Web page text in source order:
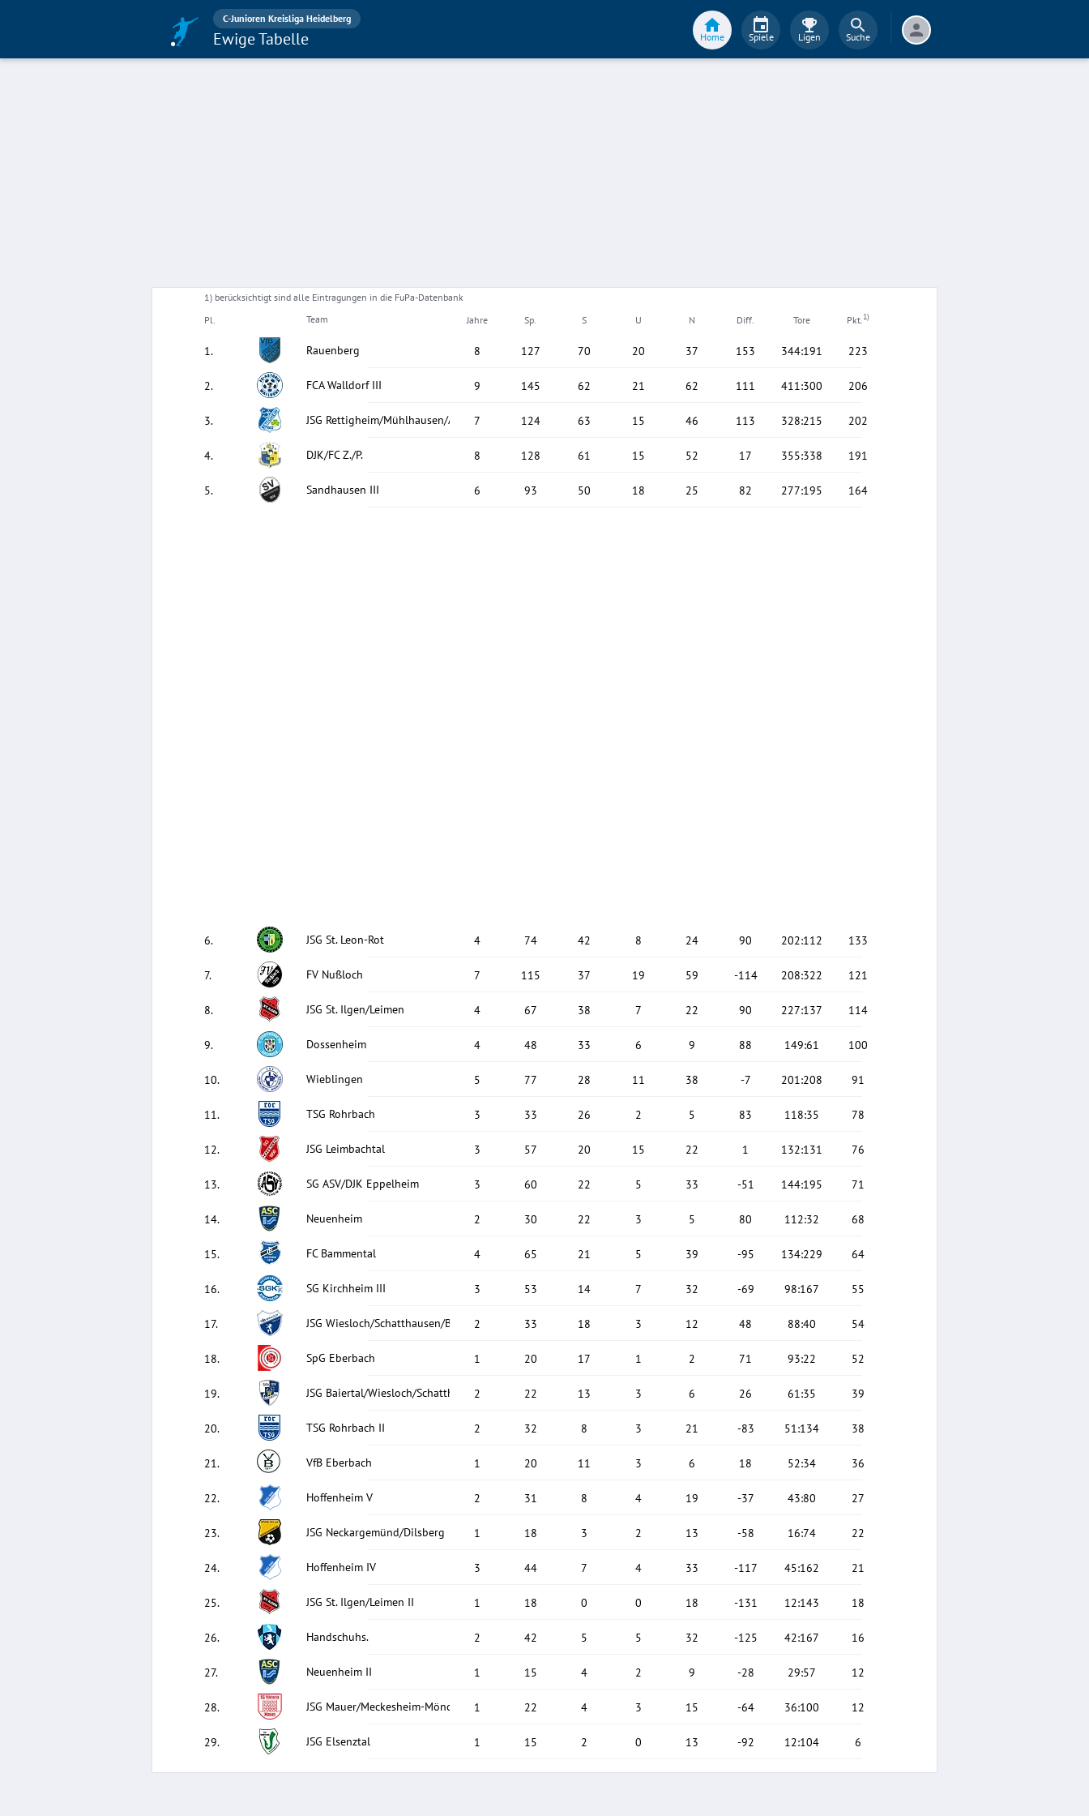
C-Junioren Kreisliga Heidelberg
Ewige Tabelle Home Spiele Ligen Suche
1) berücksichtigt sind alle Eintragungen in die FuPa-Datenbank
Pl.
Team Jahre Sp. S U N Diff. Tore Pkt.1)
1. Rauenberg 8 127 70 20 37 153 344:191 223
2. FCA Walldorf III 9 145 62 21 62 111 411 :300 206
3. JSG Rettigheim/Mühlhausen/Angelbachtal
7 124 63 15 46 113 328:215 202
4. DJK/FC Z./P. 8 128 61 15 52 17 355:338 191
5. Sandhausen III 6 93 50 18 25 82 277:195 164
6. JSG St. Leon-Rot 4 74 42 8 24 90 202:112 133
7. FV Nußloch 7 115 37 19 59 -114 208:322 121
8. JSG St. Ilgen/Leimen 4 67 38 7 22 90 227:137 114
9. Dossenheim 4 48 33 6 9 88 149:61 100
10. Wieblingen 5 77 28 11 38 -7 201 :208 91
11. TSG Rohrbach 3 33 26 2 5 83 118:35 78
12. JSG Leimbachtal 3 57 20 15 22 1 132:131 76
13. SG ASV/DJK Eppelheim 3 60 22 5 33 -51 144:195 71
14. Neuenheim 2 30 22 3 5 80 112:32 68
15. FC Bammental 4 65 21 5 39 -95 134:229 64
16. SG Kirchheim III 3 53 14 7 32 -69 98:167 55
17. JSG Wiesloch/Schatthausen/Baiertal
2 33 18 3 12 48 88:40 54
18. SpG Eberbach 1 20 17 1 2 71 93:22 52
19. JSG Baiertal/Wiesloch/Schatthausen
2 22 13 3 6 26 61 :35 39
20. TSG Rohrbach II 2 32 8 3 21 -83 51 :134 38
21. VfB Eberbach 1 20 11 3 6 18 52:34 36
22. Hoffenheim V 2 31 8 4 19 -37 43:80 27
23. JSG Neckargemünd/Dilsberg 1 18 3 2 13 -58 16:74 22
24. Hoffenheim IV 3 44 7 4 33 -117 45:162 21
25. JSG St. Ilgen/Leimen II 1 18 0 0 18 -131 12:143 18
26. Handschuhs. 2 42 5 5 32 -125 42:167 16
27. Neuenheim II 1 15 4 2 9 -28 29:57 12
28. JSG Mauer/Meckesheim-Mönchzell/Lobbach II
1 22 4 3 15 -64 36:100 12
29. JSG Elsenztal 1 15 2 0 13 -92 12:104 6